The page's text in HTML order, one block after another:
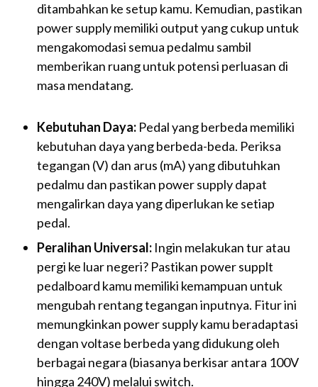
ditambahkan ke setup kamu. Kemudian, pastikan
power supply memiliki output yang cukup untuk
mengakomodasi semua pedalmu sambil
memberikan ruang untuk potensi perluasan di
masa mendatang.
Kebutuhan Daya: Pedal yang berbeda memiliki
kebutuhan daya yang berbeda-beda. Periksa
tegangan (V) dan arus (mA) yang dibutuhkan
pedalmu dan pastikan power supply dapat
mengalirkan daya yang diperlukan ke setiap
pedal.
Peralihan Universal: Ingin melakukan tur atau
pergi ke luar negeri? Pastikan power supplt
pedalboard kamu memiliki kemampuan untuk
mengubah rentang tegangan inputnya. Fitur ini
memungkinkan power supply kamu beradaptasi
dengan voltase berbeda yang didukung oleh
berbagai negara (biasanya berkisar antara 100V
hingga 240V) melalui switch.